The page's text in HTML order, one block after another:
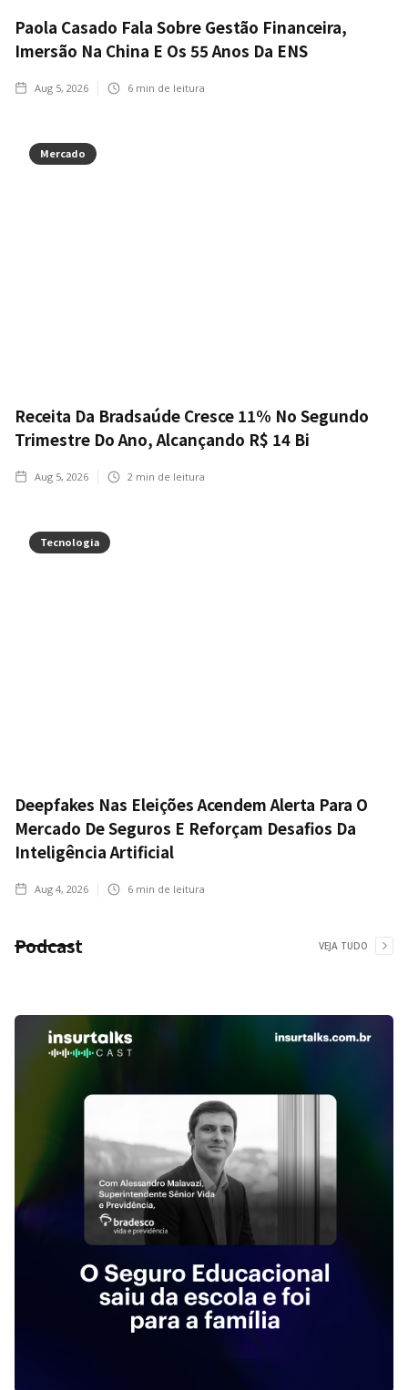
Paola Casado Fala Sobre Gestão Financeira,
Imersão Na China E Os 55 Anos Da ENS
Aug 5, 2026 6 min de leitura
Mercado
Receita Da Bradsaúde Cresce 11% No Segundo
Trimestre Do Ano, Alcançando R$ 14 Bi
Aug 5, 2026 2 min de leitura
Tecnologia
Deepfakes Nas Eleições Acendem Alerta Para O
Mercado De Seguros E Reforçam Desafios Da
Inteligência Artificial
Aug 4, 2026 6 min de leitura
Podcast VEJA TUDO